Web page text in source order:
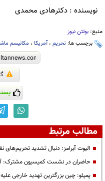
نویسنده : دکترهادی محمدی
منبع: بولتن نیوز
برچسب ها: تحریم ،آمریکا ، مکانیسم
مطالب مرتبط
الیوت آبرامز: دنبال تشدید تحریم‌های
حاضران در نشست کمیسیون مشترک:
پمپئو: چین بزرگترین تهدید خارجی